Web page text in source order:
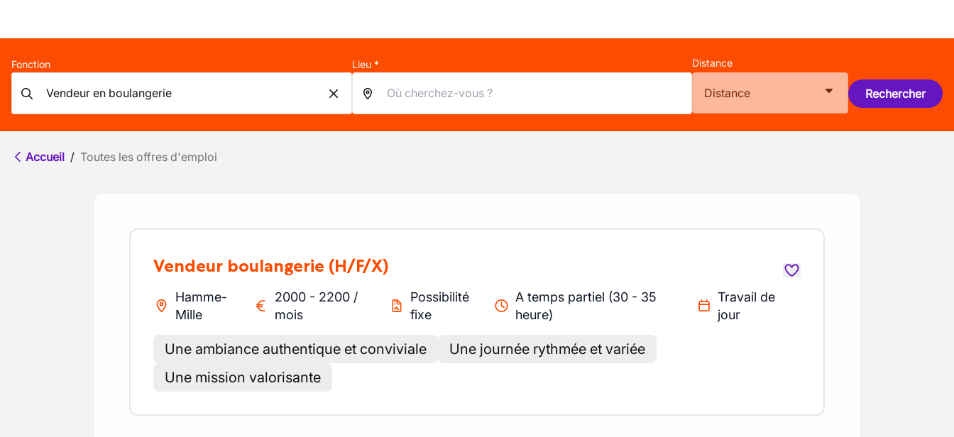
Fonction Lieu * Distance
Distance Rechercher
Accueil / Toutes les offres d'emploi
Vendeur boulangerie (H/F/X)
Hamme-
Mille
2000 - 2200 /
mois
Possibilité
fixe
A temps partiel (30 - 35
heure)
Travail de
jour
Une ambiance authentique et conviviale
Une journée rythmée et variée
Une mission valorisante